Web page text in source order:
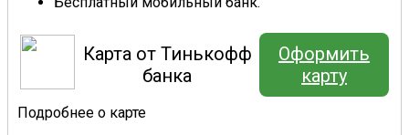
Карта от Тинькофф
банка
Оформить
карту
Подробнее о карте